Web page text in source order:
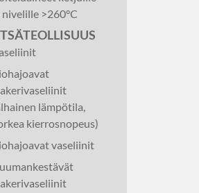
nivelille >260°C
lämpötila,
kierrosnopeus)
vaseliinit